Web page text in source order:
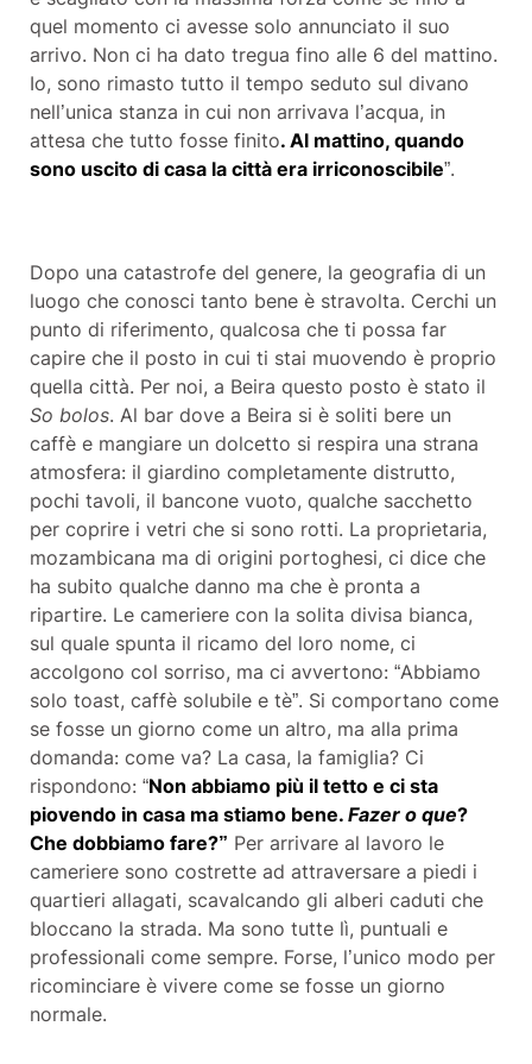
quel momento ci avesse solo annunciato il suo
arrivo. Non ci ha dato tregua fino alle 6 del mattino.
Io, sono rimasto tutto il tempo seduto sul divano
nell’unica stanza in cui non arrivava l’acqua, in
attesa che tutto fosse finito. Al mattino, quando
sono uscito di casa la città era irriconoscibile”.
Dopo una catastrofe del genere, la geografia di un
luogo che conosci tanto bene è stravolta. Cerchi un
punto di riferimento, qualcosa che ti possa far
capire che il posto in cui ti stai muovendo è proprio
quella città. Per noi, a Beira questo posto è stato il
So bolos. Al bar dove a Beira si è soliti bere un
caffè e mangiare un dolcetto si respira una strana
atmosfera: il giardino completamente distrutto,
pochi tavoli, il bancone vuoto, qualche sacchetto
per coprire i vetri che si sono rotti. La proprietaria,
mozambicana ma di origini portoghesi, ci dice che
ha subito qualche danno ma che è pronta a
ripartire. Le cameriere con la solita divisa bianca,
sul quale spunta il ricamo del loro nome, ci
accolgono col sorriso, ma ci avvertono: “Abbiamo
solo toast, caffè solubile e tè”. Si comportano come
se fosse un giorno come un altro, ma alla prima
domanda: come va? La casa, la famiglia? Ci
rispondono: “Non abbiamo più il tetto e ci sta
piovendo in casa ma stiamo bene. Fazer o que?
Che dobbiamo fare?” Per arrivare al lavoro le
cameriere sono costrette ad attraversare a piedi i
quartieri allagati, scavalcando gli alberi caduti che
bloccano la strada. Ma sono tutte lì, puntuali e
professionali come sempre. Forse, l’unico modo per
ricominciare è vivere come se fosse un giorno
normale.